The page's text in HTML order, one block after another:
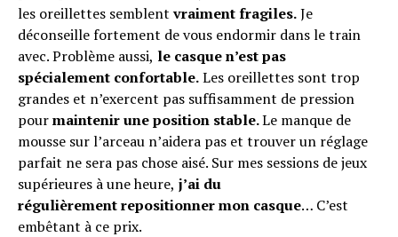
les oreillettes semblentvraiment fragiles.Je
déconseille fortement de vous endormir dans le train
avec. Problème aussi, le casque n’est pas
spécialement confortable.Les oreillettes sont trop
grandes et n’exercent pas suffisamment de pression
pourmaintenir une position stable.Le manque de
mousse sur l’arceau n’aidera pas et trouver un réglage
parfait ne sera pas chose aisé. Sur mes sessions de jeux
supérieures à une heure, j’ai du
régulièrement repositionner mon casque… C’est
embêtant à ce prix.
Reddit
Pinterest
Whatsapp
Email